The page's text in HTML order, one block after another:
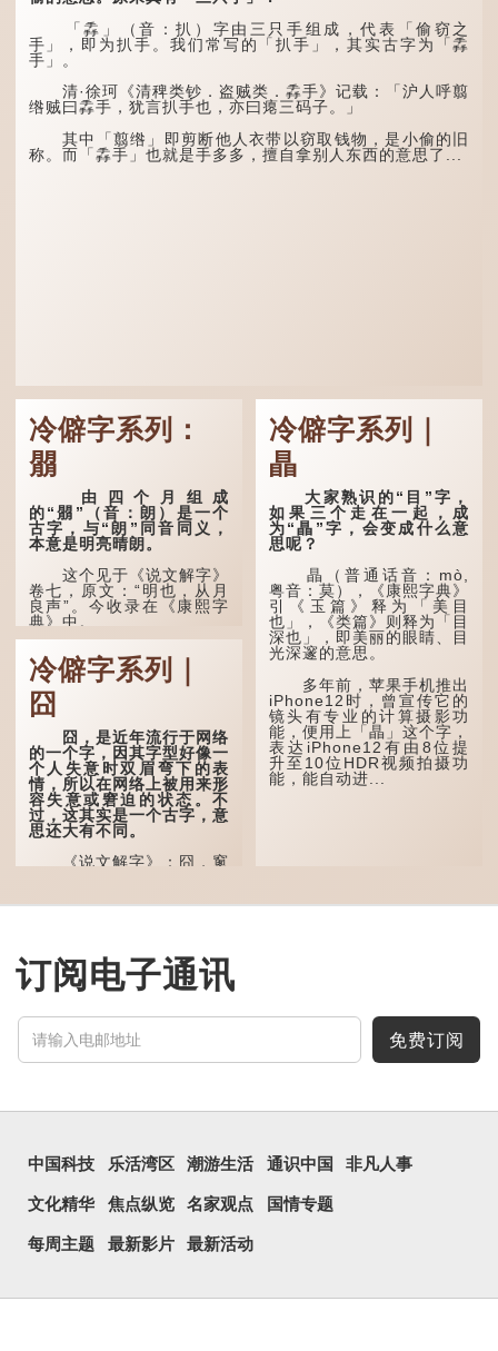
有大雨出现。
这段时期的雨水，对农
作物尤其重要。三伏天酷热
难耐，农作物不能缺水。若
连续几天降雨，泥土得以湿
润；雨过天晴后，烈日高
照...
五行当中“金”对应秋
季，代表凉爽肃杀之
气。“运”是“运行”，描写大
转。
“荆扬”指荆州（湖北）
和扬州（江苏），泛指长江
中下游地区，“...
「掱」（音：扒）字由三只手组成，代表「偷窃之
手」，即为扒手。我们常写的「扒手」，其实古字为「掱
手」。
清·徐珂《清稗类钞．盗贼类．掱手》记载：「沪人呼翦
绺贼曰掱手，犹言扒手也，亦曰瘪三码子。」
其中「翦绺」即剪断他人衣带以窃取钱物，是小偷的旧
称。而「掱手」也就是手多多，擅自拿别人东西的意思了...
冷僻字系列：
朤
由四个月组成
的“朤”（音：朗）是一个
古字，与“朗”同音同义，
本意是明亮晴朗。
这个见于《说文解字》
卷七，原文：“明也，从月
良声”。今收录在《康熙字
典》中。
这个字，用法颇多。
“朤朤干坤，舍我其
谁。”干坤是《周易》中的
两个卦名，这里指天地、宇
宙等，形容政治清明，天下
太平！
“天空朤朤，任鸟儿高
飞。”也是指天清气明，鸟
儿可高飞。
“朤朤脆脆”就是形容办
事爽快干脆。我...
冷僻字系列｜
囧
囧，是近年流行于网络
的一个字，因其字型好像一
个人失意时双眉弯下的表
情，所以在网络上被用来形
容失意或窘迫的状态。不
过，这其实是一个古字，意
思还大有不同。
《说文解字》：囧，窻
「囱」一样都是「窗」的象
示在囧地种黍。
这个古字十分少用，直
行表情符号，这个字也被网
民当做表情符号来用。
囧字的「八」像一对委
冷僻字系列｜
瞐
大家熟识的“目”字，
如果三个走在一起，成
为“瞐”字，会变成什么意
思呢？
瞐（普通话音：mò,
粤音：莫），《康熙字典》
引《玉篇》释为「美目
也」，《类篇》则释为「目
深也」，即美丽的眼睛、目
光深邃的意思。
多年前，苹果手机推出
iPhone12时，曾宣传它的
镜头有专业的计算摄影功
能，便用上「瞐」这个字，
表达iPhone12有由8位提
升至10位HDR视频拍摄功
能，能自动进...
订阅电子通讯
免费订阅
中国科技 乐活湾区 潮游生活 通识中国 非凡人事
文化精华 焦点纵览 名家观点 国情专题
每周主题 最新影片 最新活动